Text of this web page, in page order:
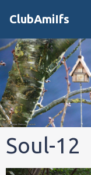
ClubAmiIfs
Soul-12